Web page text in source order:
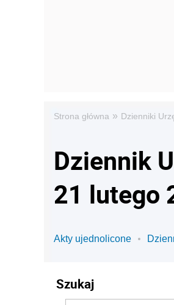
Strona główna » Dzienniki
Dziennik
21 lutego
Akty ujednolicone
Szukaj